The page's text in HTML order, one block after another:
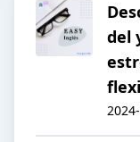
del